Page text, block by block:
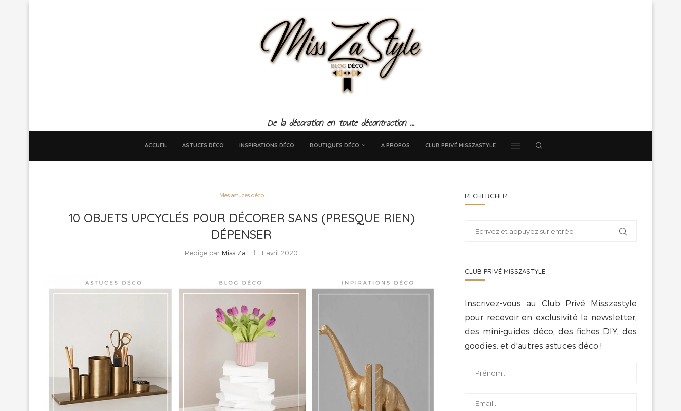
De la décoration en toute décontraction ...
ACCUEIL ASTUCES DÉCO INSPIRATIONS DÉCO BOUTIQUES DÉCO A PROPOS CLUB PRIVÉ MISSZASTYLE
Mes astuces déco
10 OBJETS UPCYCLÉS POUR DÉCORER SANS (PRESQUE RIEN)
DÉPENSER
Rédigé par Miss Za 1 avril 2020
RECHERCHER
CLUB PRIVÉ MISSZASTYLE
Inscrivez-vous au Club Privé Misszastyle
pour recevoir en exclusivité la newsletter,
des mini-guides déco, des fiches DIY, des
goodies, et d'autres astuces déco !